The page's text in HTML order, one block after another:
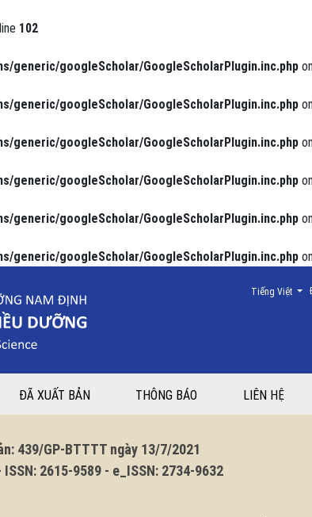
102
generic/googleScholar/GoogleScholarPlugin.inc.php
generic/googleScholar/GoogleScholarPlugin.inc.php
generic/googleScholar/GoogleScholarPlugin.inc.php
generic/googleScholar/GoogleScholarPlugin.inc.php
generic/googleScholar/GoogleScholarPlugin.inc.php
generic/googleScholar/GoogleScholarPlugin.inc.php
Thay đổi ngôn
Tiếng Việt
ĐÃ XUẤT BẢN THÔNG BÁO LIÊN HỆ
GP-BTTTT ngày 13/7/2021
2615-9589 - e_ISSN: 2734-9632